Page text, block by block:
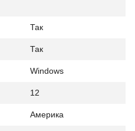
Так
Так
Windows
12
Америка